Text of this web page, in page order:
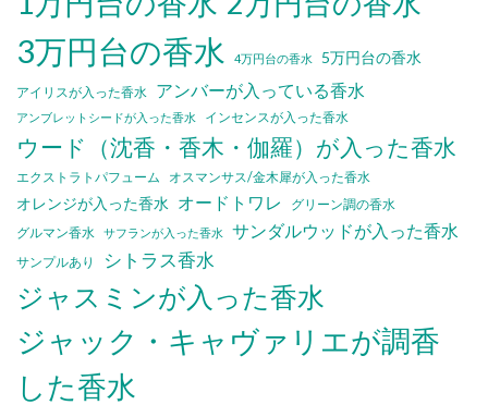
3万円台の香水 4万円台の香水 5万円台の香水
アイリスが入った香水 アンバーが入っている香水
アンブレットシードが入った香水 インセンスが入った香水
ウード（沈香・香木・伽羅）が入った香水
エクストラトパフューム オスマンサス/金木犀が入った香水
オレンジが入った香水 オードトワレ
グリーン調の香水
グルマン香水
サフランが入った香水 サンダルウッドが入った香水
サンプルあり シトラス香水
ジャスミンが入った香水
ジャック・キャヴァリエが調香
した香水